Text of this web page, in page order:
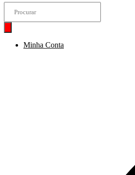
produtos
Minha Conta